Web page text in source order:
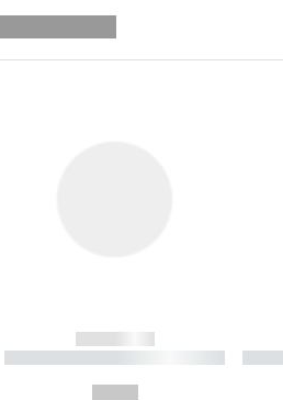
------------
----------- ----------- ----------